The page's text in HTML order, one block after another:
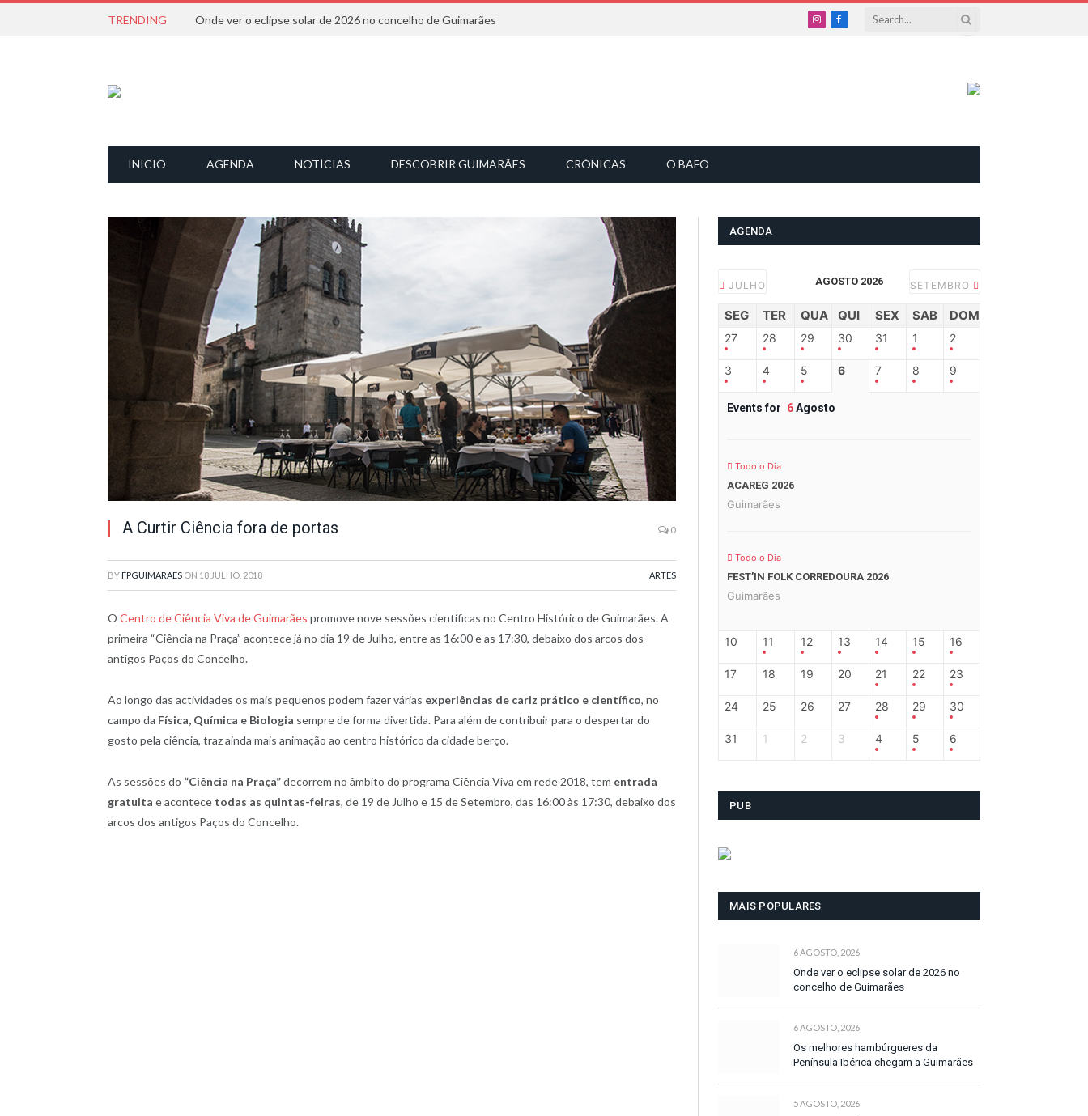
TRENDING Onde ver o eclipse solar de 2026 no concelho de Guimarães
InstagramFacebook
INICIO AGENDA NOTÍCIAS DESCOBRIR GUIMARÃES CRÓNICAS O BAFO
A Curtir Ciência fora de portas 0
BY FPGUIMARÃES ON 18 JULHO, 2018 ARTES
O Centro de Ciência Viva de Guimarães promove nove sessões científicas no Centro Histórico de Guimarães. A
primeira “Ciência na Praça” acontece já no dia 19 de Julho, entre as 16:00 e as 17:30, debaixo dos arcos dos
antigos Paços do Concelho.
Ao longo das actividades os mais pequenos podem fazer várias experiências de cariz prático e científico, no
campo da Física, Química e Biologia sempre de forma divertida. Para além de contribuir para o despertar do
gosto pela ciência, traz ainda mais animação ao centro histórico da cidade berço.
As sessões do “Ciência na Praça”decorrem no âmbito do programa Ciência Viva em rede 2018, tem entrada
gratuita e acontece todas as quintas-feiras, de 19 de Julho e 15 de Setembro, das 16:00 às 17:30, debaixo dos
arcos dos antigos Paços do Concelho.
AGENDA
JULHO AGOSTO 2026 SETEMBRO
SEG TER QUA QUI SEX SAB DOM
27 28 29 30 31 1 2
3 4 5 6 7 8 9
Events for 6Agosto
Todo o Dia
ACAREG 2026
Guimarães
Todo o Dia
FEST’IN FOLK CORREDOURA 2026
Guimarães
10 11 12 13 14 15 16
17 18 19 20 21 22 23
24 25 26 27 28 29 30
31 1 2 3 4 5 6
PUB
MAIS POPULARES
6 AGOSTO, 2026
Onde ver o eclipse solar de 2026 no
concelho de Guimarães
6 AGOSTO, 2026
Os melhores hambúrgueres da
Península Ibérica chegam a Guimarães
5 AGOSTO, 2026